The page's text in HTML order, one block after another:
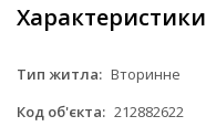
Характеристики
Тип житла: Вторинне
Код об'єкта: 212882622